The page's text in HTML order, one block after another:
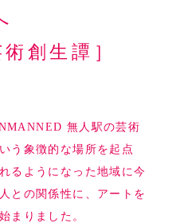
創生譚］
無人駅の芸術
う象徴的な場所を起点
るようになった地域に今
との関係性に、アートを
まりました。